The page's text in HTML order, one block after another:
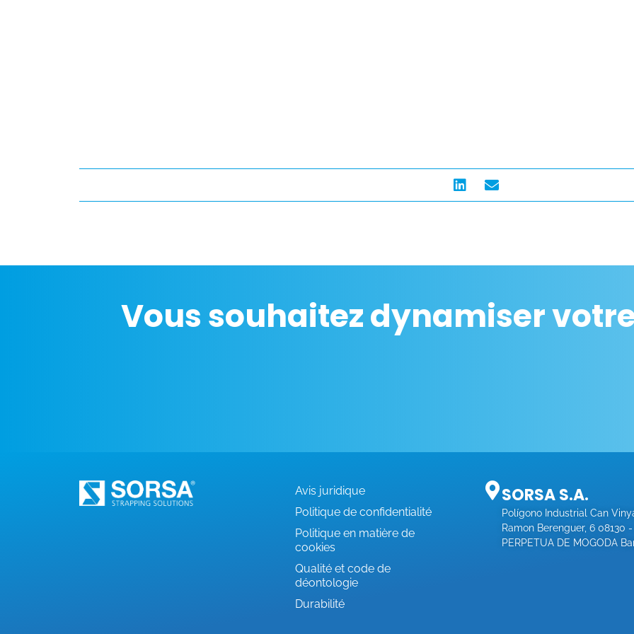
Vous souhaitez dynamiser
Avis juridique
Politique de confidentialité
Politique en matière de
cookies
Qualité et code de
déontologie
Durabilité
SORSA S.A.
Polígono Industrial Can
Ramon Berenguer, 6 08130
PERPETUA DE MOGODA